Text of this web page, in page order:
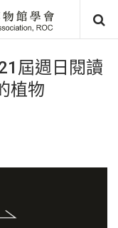
屆週日閱讀
植物